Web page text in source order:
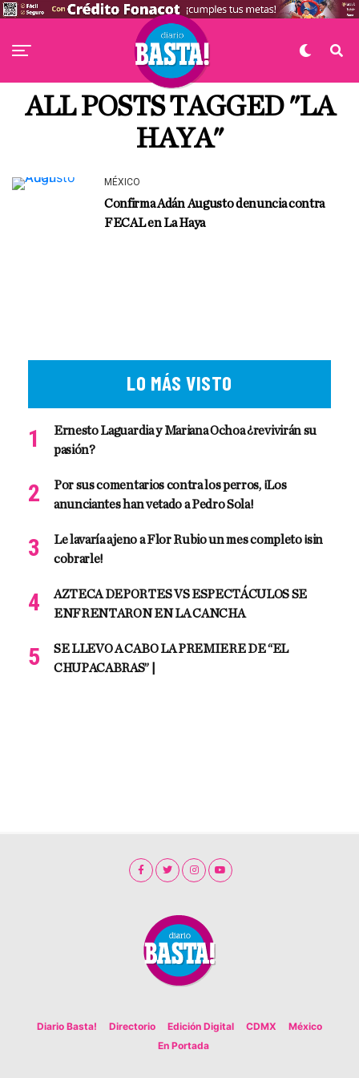
ALL POSTS TAGGED "LA
HAYA"
MÉXICO
Confirma Adán Augusto denuncia contra
FECAL en La Haya
LO MÁS VISTO
Ernesto Laguardia y Mariana Ochoa ¿revivirán su
pasión?
Por sus comentarios contra los perros, ¡Los
anunciantes han vetado a Pedro Sola!
Le lavaría ajeno a Flor Rubio un mes completo ¡sin
cobrarle!
AZTECA DEPORTES VS ESPECTÁCULOS SE
ENFRENTARON EN LA CANCHA
SE LLEVO A CABO LA PREMIERE DE “EL
CHUPACABRAS” |
Diario Basta! Directorio Edición Digital CDMX
México
En Portada